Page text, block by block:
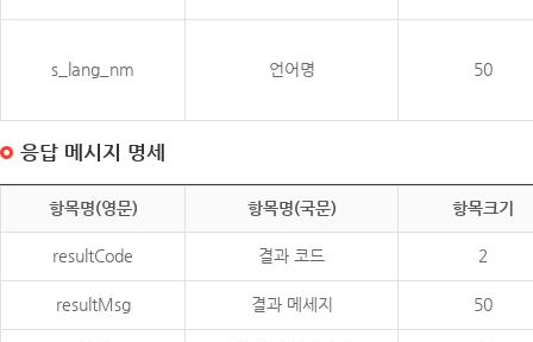
s_lang_nm 언어명 50
응답 메시지 명세
항목명(영문) 항목명(국문) 항목크기
resultCode 결과 코드 2
resultMsg 결과 메세지 50